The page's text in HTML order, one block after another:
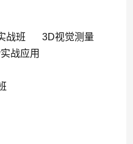
战班
3D视觉测量
战应用